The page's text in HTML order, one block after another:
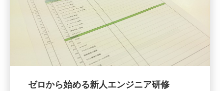
ゼロから始める新人エンジニア研修